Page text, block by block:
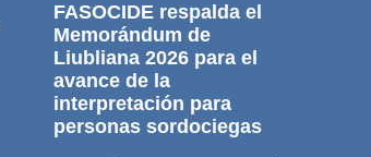
FASOCIDE respalda el
Memorándum de
Liubliana 2026 para el
avance de la
interpretación para
personas sordociegas